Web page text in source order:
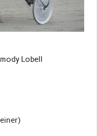
Lobell